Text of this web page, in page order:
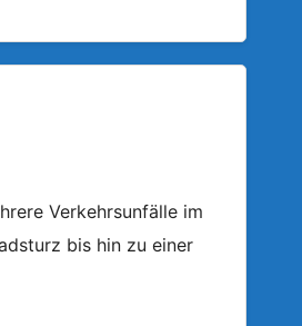
Verkehrsunfälle im
bis hin zu einer